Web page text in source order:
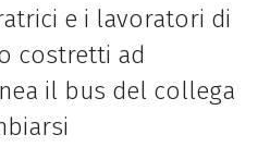
e i lavoratori di
costretti ad
il bus del collega